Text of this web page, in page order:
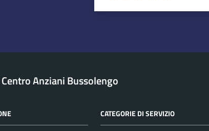
Centro Anziani Bussolengo
CATEGORIE DI SERVIZIO